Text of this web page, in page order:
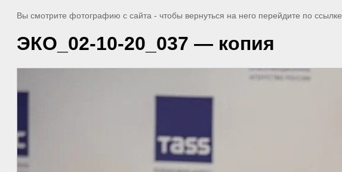
Вы смотрите фотографию с сайта - чтобы вернуться на него перейдите по ссылке
ЭКО_02-10-20_037 — копия